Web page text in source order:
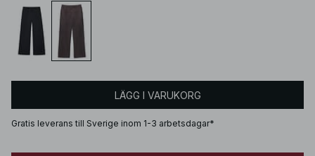
LÄGG I VARUKORG
Gratis leverans till Sverige inom 1-3 arbetsdagar*